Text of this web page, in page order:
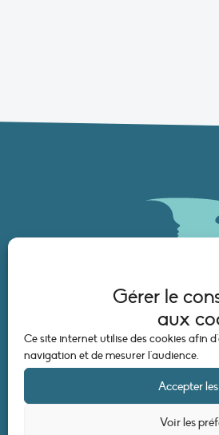
Gérer le
aux
Ce site internet utilise des cookies afin
navigation et de mesurer l'audience.
Accepter
Voir les